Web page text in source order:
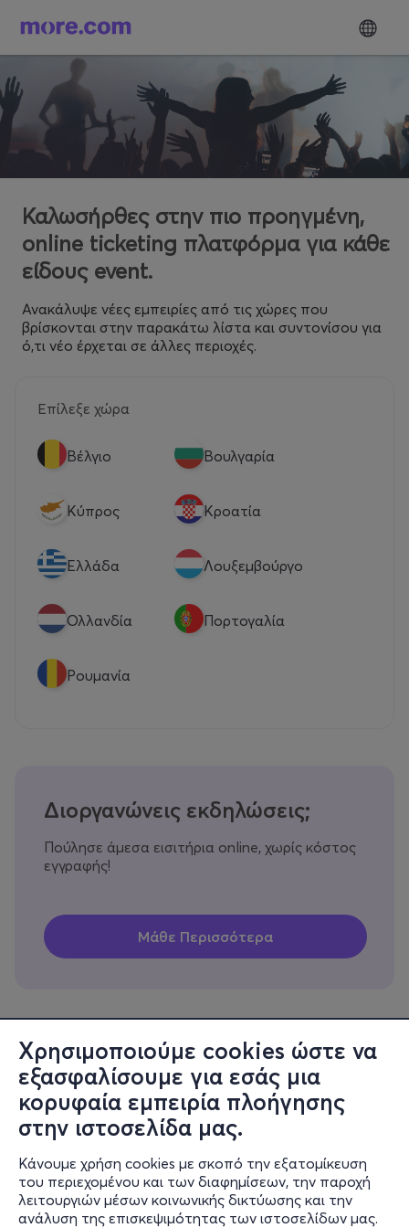
Χρησιμοποιούμε cookies ώστε να
εξασφαλίσουμε για εσάς μια
κορυφαία εμπειρία πλοήγησης
στην ιστοσελίδα μας.
Κάνουμε χρήση cookies με σκοπό την εξατομίκευση
του περιεχομένου και των διαφημίσεων, την παροχή
λειτουργιών μέσων κοινωνικής δικτύωσης και την
ανάλυση της επισκεψιμότητας των ιστοσελίδων μας.
Καλωσήρθες στην πιο προηγμένη,
online ticketing πλατφόρμα για κάθε
είδους event.
Ανακάλυψε νέες εμπειρίες από τις χώρες που
βρίσκονται στην παρακάτω λίστα και συντονίσου για
ό,τι νέο έρχεται σε άλλες περιοχές.
Επίλεξε χώρα
Βέλγιο Βουλγαρία
Κύπρος Κροατία
Eλλάδα Λουξεμβούργο
Ολλανδία Πορτογαλία
Ρουμανία
Διοργανώνεις εκδηλώσεις;
Πούλησε άμεσα εισιτήρια online, χωρίς κόστος
εγγραφής!
Πληροφορίες
Υποστήριξη
Stay Connected